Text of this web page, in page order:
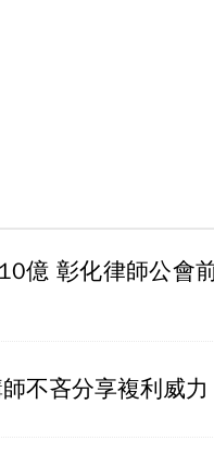
億 彰化律師公會
不吝分享複利威力